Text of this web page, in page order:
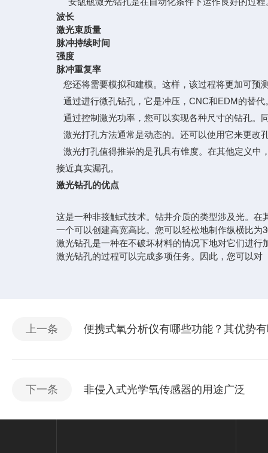
波长
激光束质量
脉冲持续时间
强度
脉冲重复率
您还将需要模拟和建模。这样，该过程将更加可预
通过进行微孔钻孔，它是冲压，CNC和EDM的替
通过控制激光功率，您可以实现各种尺寸的钻孔。
激光打孔方法通常是动态的。还可以使用它来更改
激光打孔值得推崇的是孔具有锥度。在其他定义中
接近真实漏孔。
激光钻孔的优点
这是一种非接触式技术。钻井介质的类型涉及光。
一个可以创建高宽高比。您可以轻松地制作纵横比为
激光钻孔是一种在不破坏材料的情况下地对它们进
激光钻孔的过程可以完成多项任务。因此，您可以对
上一条 便携式氧分析仪有哪些功能？其优势
下一条 非侵入式光学氧传感器的用途广泛